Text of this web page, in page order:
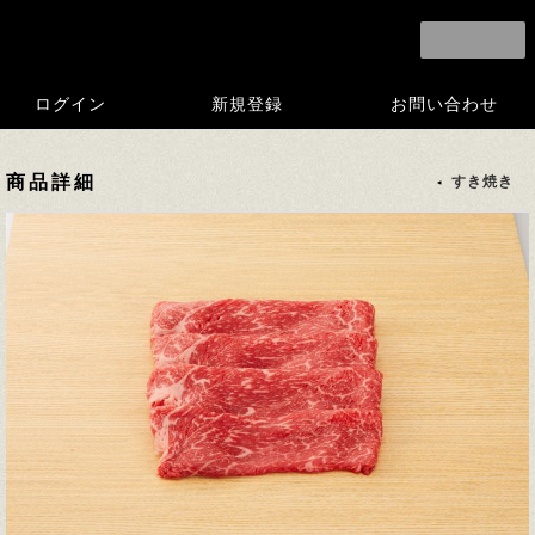
ログイン 新規登録 お問い合わせ
商品詳細 すき焼き